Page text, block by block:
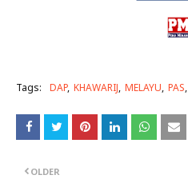
Tags: DAP KHAWARIJ MELAYU PAS
OLDER